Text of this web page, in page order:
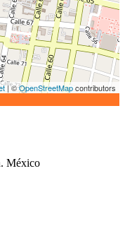
| ©OpenStreetMapcontributors
México